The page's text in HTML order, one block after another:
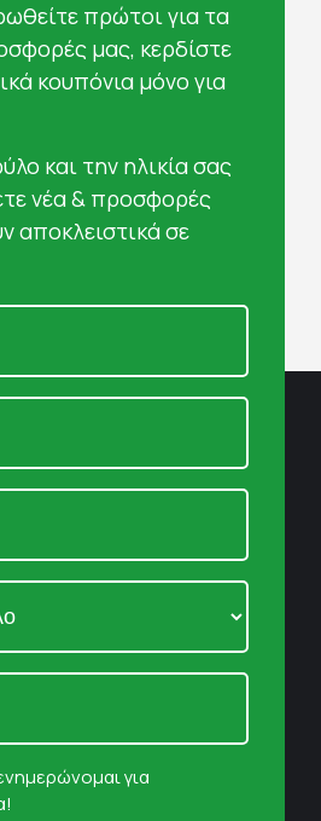
πρώτοι για τα
μας, κερδίστε
κουπόνια μόνο για
και την ηλικία σας
νέα & προσφορές
αποκλειστικά σε
για